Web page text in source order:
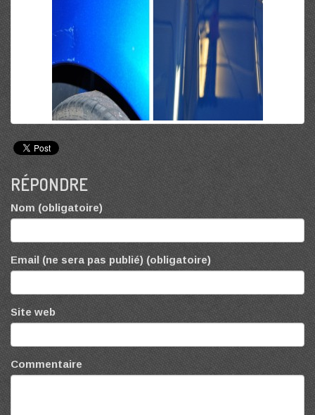
RÉPONDRE
Nom (obligatoire)
Email (ne sera pas publié) (obligatoire)
Site web
Commentaire